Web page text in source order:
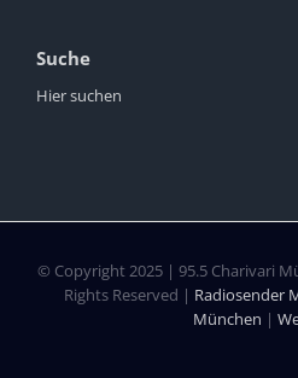
Suche
Hier suchen
© Copyright 2025 | 95.5 Charivari
Rights Reserved | Radiosender
München |